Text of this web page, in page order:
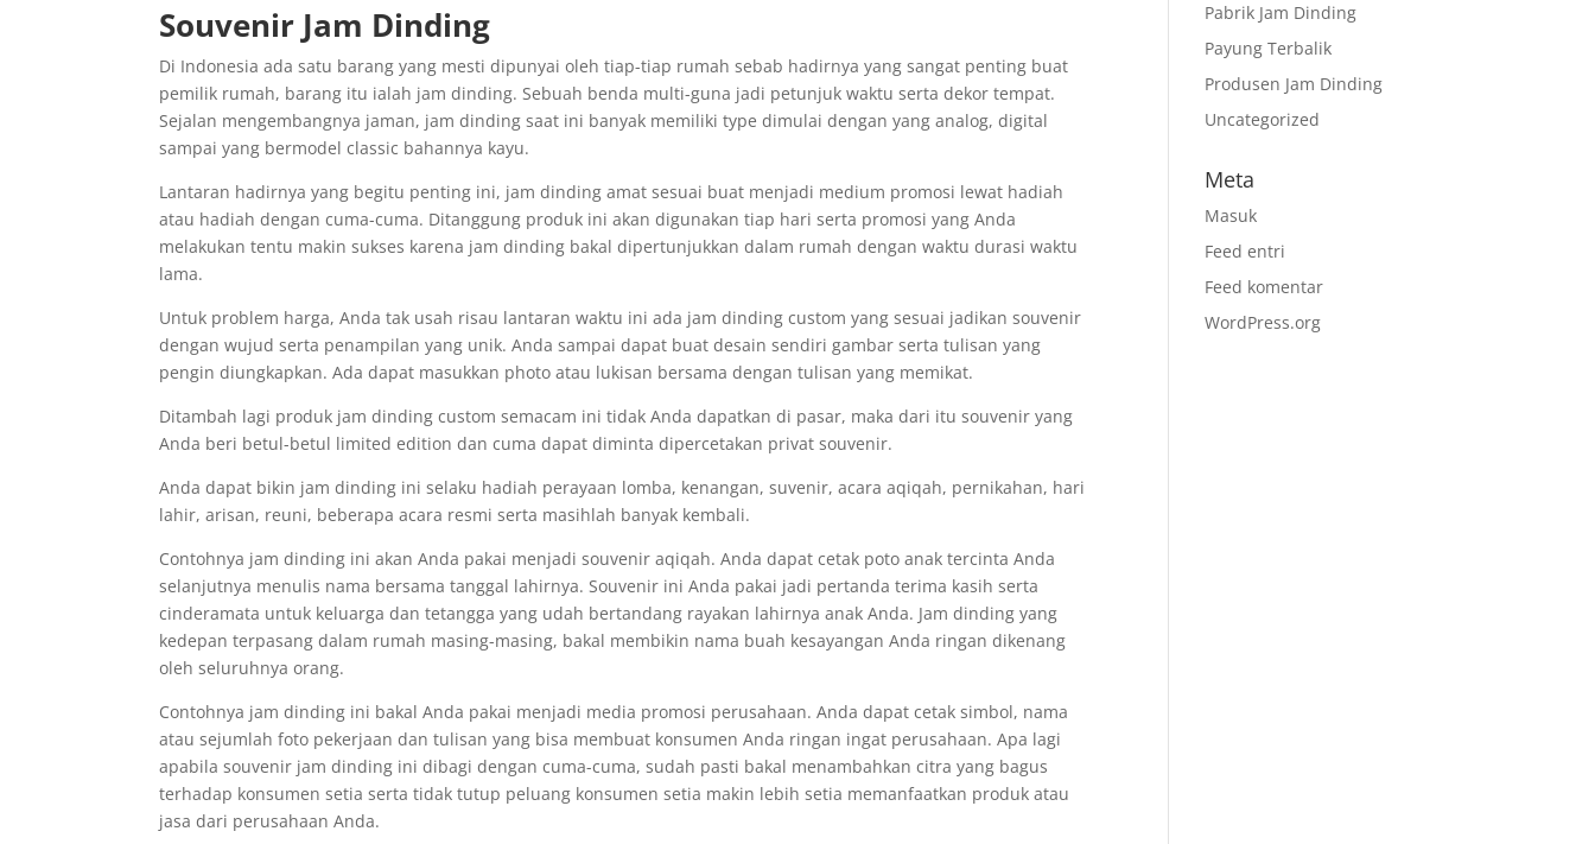
Souvenir Jam Dinding
Di Indonesia ada satu barang yang mesti dipunyai oleh tiap-tiap rumah sebab hadirnya yang sangat penting buat
pemilik rumah, barang itu ialah jam dinding. Sebuah benda multi-guna jadi petunjuk waktu serta dekor tempat.
Sejalan mengembangnya jaman, jam dinding saat ini banyak memiliki type dimulai dengan yang analog, digital
sampai yang bermodel classic bahannya kayu.
Lantaran hadirnya yang begitu penting ini, jam dinding amat sesuai buat menjadi medium promosi lewat hadiah
atau hadiah dengan cuma-cuma. Ditanggung produk ini akan digunakan tiap hari serta promosi yang Anda
melakukan tentu makin sukses karena jam dinding bakal dipertunjukkan dalam rumah dengan waktu durasi waktu
lama.
Untuk problem harga, Anda tak usah risau lantaran waktu ini ada jam dinding custom yang sesuai jadikan souvenir
dengan wujud serta penampilan yang unik. Anda sampai dapat buat desain sendiri gambar serta tulisan yang
pengin diungkapkan. Ada dapat masukkan photo atau lukisan bersama dengan tulisan yang memikat.
Ditambah lagi produk jam dinding custom semacam ini tidak Anda dapatkan di pasar, maka dari itu souvenir yang
Anda beri betul-betul limited edition dan cuma dapat diminta dipercetakan privat souvenir.
Anda dapat bikin jam dinding ini selaku hadiah perayaan lomba, kenangan, suvenir, acara aqiqah, pernikahan, hari
lahir, arisan, reuni, beberapa acara resmi serta masihlah banyak kembali.
Contohnya jam dinding ini akan Anda pakai menjadi souvenir aqiqah. Anda dapat cetak poto anak tercinta Anda
selanjutnya menulis nama bersama tanggal lahirnya. Souvenir ini Anda pakai jadi pertanda terima kasih serta
cinderamata untuk keluarga dan tetangga yang udah bertandang rayakan lahirnya anak Anda. Jam dinding yang
kedepan terpasang dalam rumah masing-masing, bakal membikin nama buah kesayangan Anda ringan dikenang
oleh seluruhnya orang.
Contohnya jam dinding ini bakal Anda pakai menjadi media promosi perusahaan. Anda dapat cetak simbol, nama
atau sejumlah foto pekerjaan dan tulisan yang bisa membuat konsumen Anda ringan ingat perusahaan. Apa lagi
apabila souvenir jam dinding ini dibagi dengan cuma-cuma, sudah pasti bakal menambahkan citra yang bagus
terhadap konsumen setia serta tidak tutup peluang konsumen setia makin lebih setia memanfaatkan produk atau
jasa dari perusahaan Anda.
Pabrik Jam Dinding
Payung Terbalik
Produsen Jam Dinding
Uncategorized
Meta
Masuk
Feed entri
Feed komentar
WordPress.org